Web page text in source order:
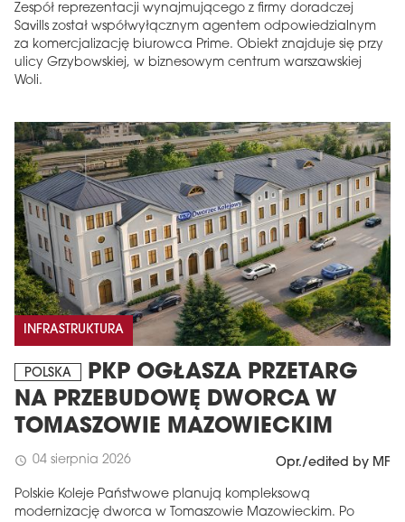
Zespół reprezentacji wynajmującego z firmy doradczej
Savills został współwyłącznym agentem odpowiedzialnym
za komercjalizację biurowca Prime. Obiekt znajduje się przy
ulicy Grzybowskiej, w biznesowym centrum warszawskiej
Woli.
INFRASTRUKTURA
POLSKA
PKP OGŁASZA PRZETARG
NA PRZEBUDOWĘ DWORCA W
TOMASZOWIE MAZOWIECKIM
schedule 04 sierpnia 2026 Opr./edited by MF
Polskie Koleje Państwowe planują kompleksową
modernizację dworca w Tomaszowie Mazowieckim. Po